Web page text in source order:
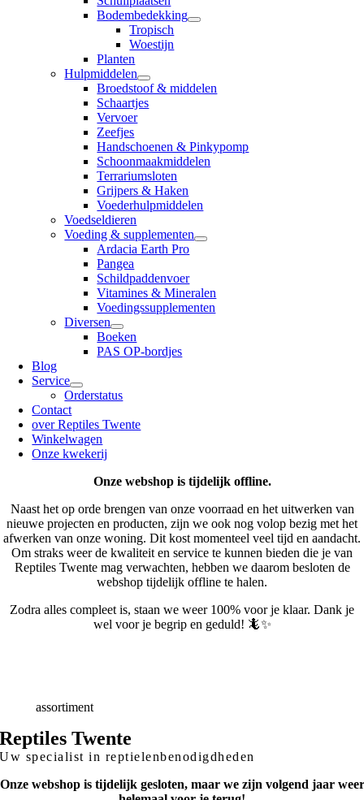
Bodembedekking
Tropisch
Woestijn
Planten
Hulpmiddelen
Broedstoof & middelen
Schaartjes
Vervoer
Zeefjes
Handschoenen & Pinkypomp
Schoonmaakmiddelen
Terrariumsloten
Grijpers & Haken
Voederhulpmiddelen
Voedseldieren
Voeding & supplementen
Ardacia Earth Pro
Pangea
Schildpaddenvoer
Vitamines & Mineralen
Voedingssupplementen
Diversen
Boeken
PAS OP-bordjes
Blog
Service
Orderstatus
Contact
over Reptiles Twente
Winkelwagen
Onze kwekerij
Onze webshop is tijdelijk offline.
Naast het op orde brengen van onze voorraad en het uitwerken van
nieuwe projecten en producten, zijn we ook nog volop bezig met het
afwerken van onze woning. Dit kost momenteel veel tijd en aandacht.
Om straks weer de kwaliteit en service te kunnen bieden die je van
Reptiles Twente mag verwachten, hebben we daarom besloten de
webshop tijdelijk offline te halen.
Zodra alles compleet is, staan we weer 100% voor je klaar. Dank je
wel voor je begrip en geduld! 🦎✨
Breedassortiment
Reptiles Twente
Uw specialist in reptielenbenodigdheden
Onze webshop is tijdelijk gesloten, maar we zijn volgend jaar weer